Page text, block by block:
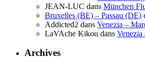
JEAN-LUC dans München
Bruxelles (BE) – Passau (DE)
Addicted2 dans Venezia –
LaVAche Kikou dans
Archives